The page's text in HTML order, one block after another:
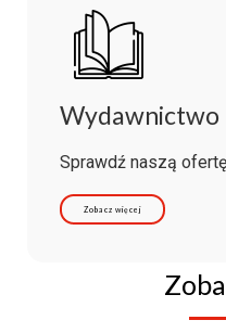
Wydawnictwo
Sprawdź naszą
Zobacz więcej